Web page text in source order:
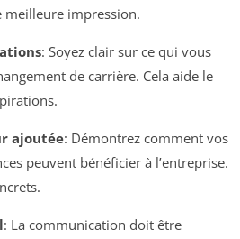
meilleure impression.
: Soyez clair sur ce qui vous
de carrière. Cela aide le
ajoutée: Démontrez comment vos
peuvent bénéficier à l’entreprise.
: La communication doit être